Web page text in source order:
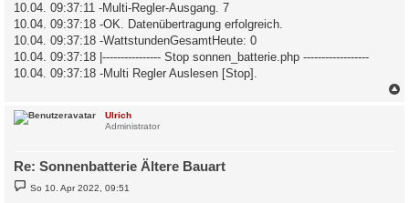
10.04. 09:37:11 -Multi-Regler-Ausgang. 7
10.04. 09:37:18 -OK. Datenübertragung erfolgreich.
10.04. 09:37:18 -WattstundenGesamtHeute: 0
10.04. 09:37:18 |---------------- Stop sonnen_batterie.php ------------------
10.04. 09:37:18 -Multi Regler Auslesen [Stop].
Ulrich
Administrator
Re: Sonnenbatterie Ältere Bauart
B
e
So 10. Apr 2022, 09:51